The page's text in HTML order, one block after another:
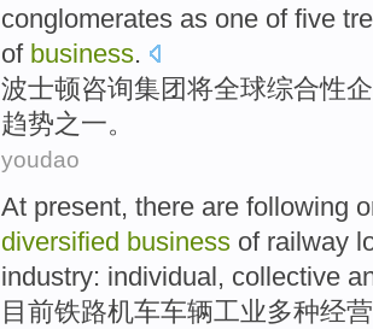
conglomerates as one of five
of business.
波士顿咨询集团将全球综合性
趋势之一。
youdao
At present, there are following
diversified business of railway
industry: individual, collective
目前铁路机车车辆工业多种经营